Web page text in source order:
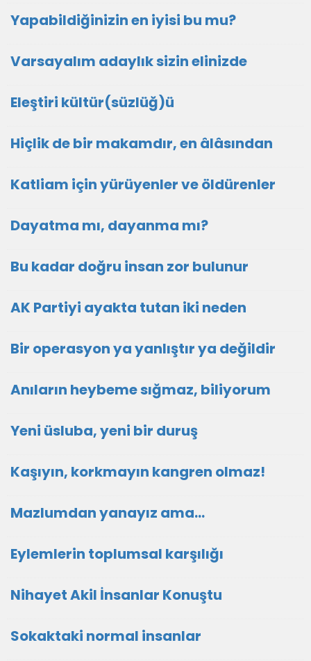
Yapabildiğinizin en iyisi bu mu?
Varsayalım adaylık sizin elinizde
Eleştiri kültür(süzlüğ)ü
Hiçlik de bir makamdır, en âlâsından
Katliam için yürüyenler ve öldürenler
Dayatma mı, dayanma mı?
Bu kadar doğru insan zor bulunur
AK Partiyi ayakta tutan iki neden
Bir operasyon ya yanlıştır ya değildir
Anıların heybeme sığmaz, biliyorum
Yeni üsluba, yeni bir duruş
Kaşıyın, korkmayın kangren olmaz!
Mazlumdan yanayız ama…
Eylemlerin toplumsal karşılığı
Nihayet Akil İnsanlar Konuştu
Sokaktaki normal insanlar